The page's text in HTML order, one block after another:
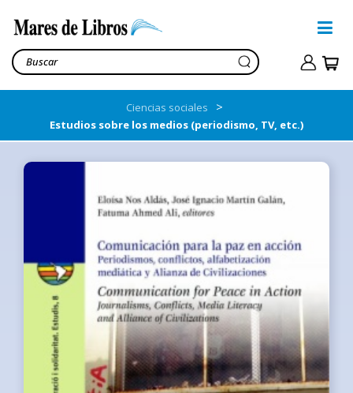
Ciencias sociales >
Estudios sobre los medios (periodismo, TV, etc.)